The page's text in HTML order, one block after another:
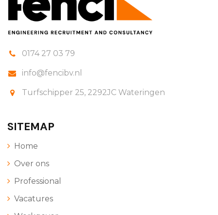
0174 27 03 79
info@fencibv.nl
Turfschipper 25, 2292JC Wateringen
SITEMAP
Home
Over ons
Professional
Vacatures